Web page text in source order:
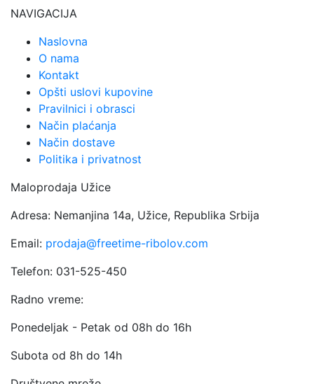
NAVIGACIJA
Naslovna
O nama
Kontakt
Opšti uslovi kupovine
Pravilnici i obrasci
Način plaćanja
Način dostave
Politika i privatnost
Maloprodaja Užice
Adresa: Nemanjina 14a, Užice, Republika Srbija
Email: prodaja@freetime-ribolov.com
Telefon: 031-525-450
Radno vreme:
Ponedeljak - Petak od 08h do 16h
Subota od 8h do 14h